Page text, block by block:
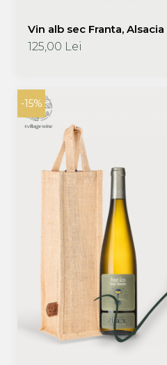
Vin alb sec Franta, Alsacia - Alsace Pinot Gris
Terroir 2019 750 ml
Zinck - Copie
125,00 Lei
-15%